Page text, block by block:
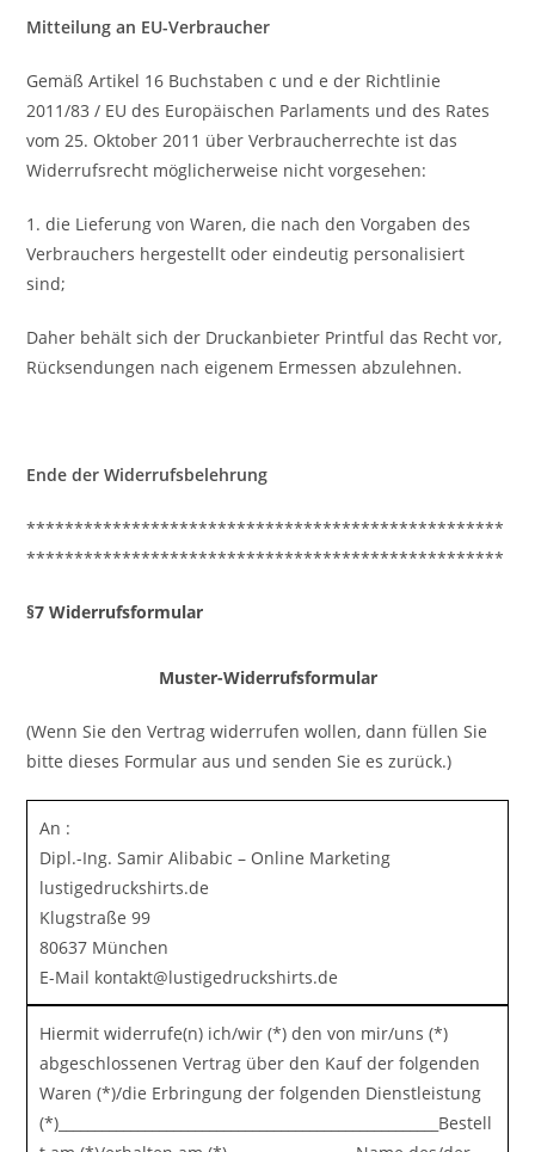
Mitteilung an EU-Verbraucher
Gemäß Artikel 16 Buchstaben c und e der Richtlinie
2011/83 / EU des Europäischen Parlaments und des Rates
vom 25. Oktober 2011 über Verbraucherrechte ist das
Widerrufsrecht möglicherweise nicht vorgesehen:
1. die Lieferung von Waren, die nach den Vorgaben des
Verbrauchers hergestellt oder eindeutig personalisiert
sind;
Daher behält sich der Druckanbieter Printful das Recht vor,
Rücksendungen nach eigenem Ermessen abzulehnen.
Ende der Widerrufsbelehrung
**************************************************
**************************************************
§7 Widerrufsformular
Muster-Widerrufsformular
(Wenn Sie den Vertrag widerrufen wollen, dann füllen Sie
bitte dieses Formular aus und senden Sie es zurück.)
An :
Dipl.-Ing. Samir Alibabic – Online Marketing
lustigedruckshirts.de
Klugstraße 99
80637 München
E-Mail kontakt@lustigedruckshirts.de
Hiermit widerrufe(n) ich/wir (*) den von mir/uns (*)
abgeschlossenen Vertrag über den Kauf der folgenden
Waren (*)/die Erbringung der folgenden Dienstleistung
(*)_____________________________________________________Bestell